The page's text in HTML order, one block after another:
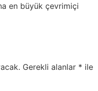
en büyük çevrimiçi
Gerekli alanlar * ile